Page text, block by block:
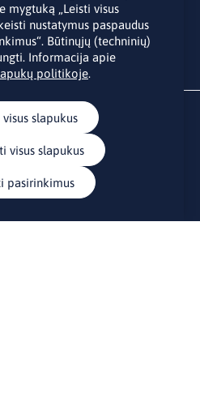
“Privatumo politikoje
mygtuką „Leisti visus
nustatymus paspaudus
Būtinųjų (techninių)
Informacija apie
politikoje.
visus slapukus
visus slapukus
pasirinkimus